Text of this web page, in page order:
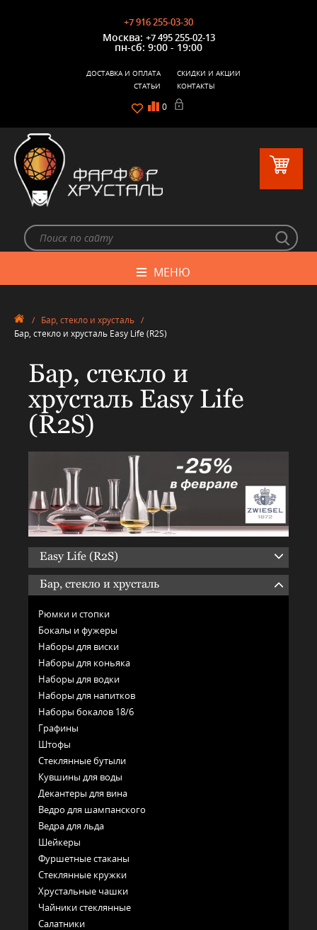
+7 916 255-03-30
Москва: +7 495 255-02-13
пн-сб: 9:00 - 19:00
0
ДОСТАВКА И ОПЛАТА
СКИДКИ И АКЦИИ
СТАТЬИ
КОНТАКТЫ
МЕНЮ
/ Бар, стекло и хрусталь /
Бар, стекло и хрусталь Easy Life (R2S)
Бар, стекло и
хрусталь Easy Life
(R2S)
Easy Life (R2S)
Бар, стекло и хрусталь
Рюмки и стопки
Бокалы и фужеры
Наборы для виски
Наборы для коньяка
Наборы для водки
Наборы для напитков
Наборы бокалов 18/6
Графины
Штофы
Стеклянные бутыли
Кувшины для воды
Декантеры для вина
Ведро для шампанского
Ведра для льда
Шейкеры
Фуршетные стаканы
Стеклянные кружки
Хрустальные чашки
Чайники стеклянные
Салатники